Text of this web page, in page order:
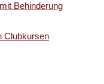
Behinderung
Clubkursen